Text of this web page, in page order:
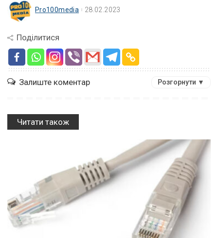
Pro100media 28.02.2023
Поділитися
Залиште коментар Розгорнути ▼
Читати також